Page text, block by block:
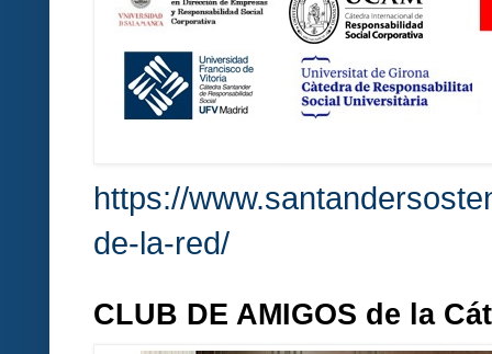
https://
de-la-red/
CLUB DE AMIGOS de la